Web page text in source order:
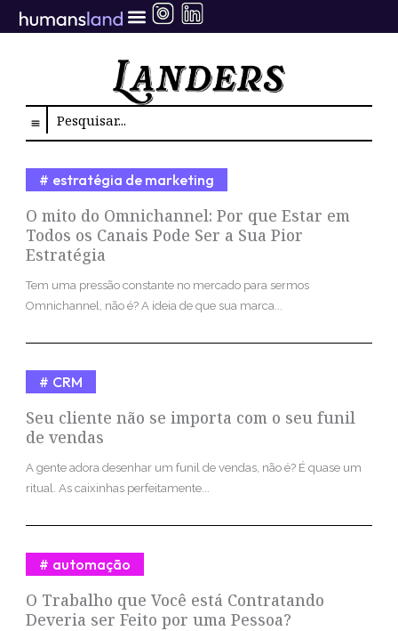
para
Search
O mito do Omnichannel: Por que Estar em
Todos os Canais Pode Ser a Sua Pior
Estratégia
estratégia de marketing
Tem uma pressão constante no mercado para sermos
Omnichannel, não é? A ideia de que sua marca...
Seu cliente não se importa com o seu funil
de vendas
CRM
A gente adora desenhar um funil de vendas, não é? É quase um
ritual. As caixinhas perfeitamente...
O Trabalho que Você está Contratando
Deveria ser Feito por uma Pessoa?
automação